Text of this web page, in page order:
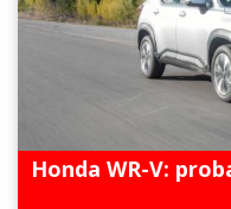
Honda WR-V: